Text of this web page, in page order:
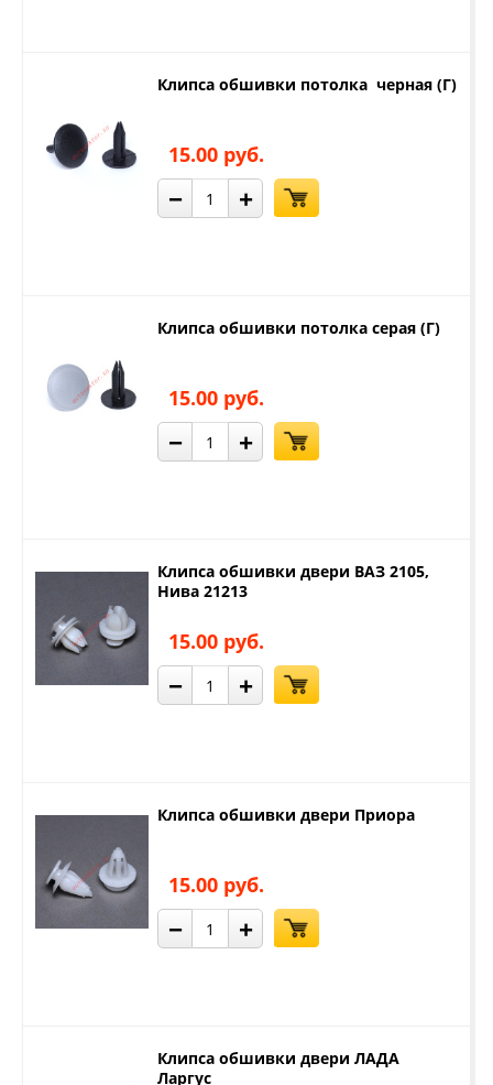
Клипса обшивки потолка черная (Г)
15.00 руб.
− +
Клипса обшивки потолка серая (Г)
15.00 руб.
− +
Клипса обшивки двери ВАЗ 2105,
Нива 21213
15.00 руб.
− +
Клипса обшивки двери Приора
15.00 руб.
− +
Клипса обшивки двери ЛАДА
Ларгус